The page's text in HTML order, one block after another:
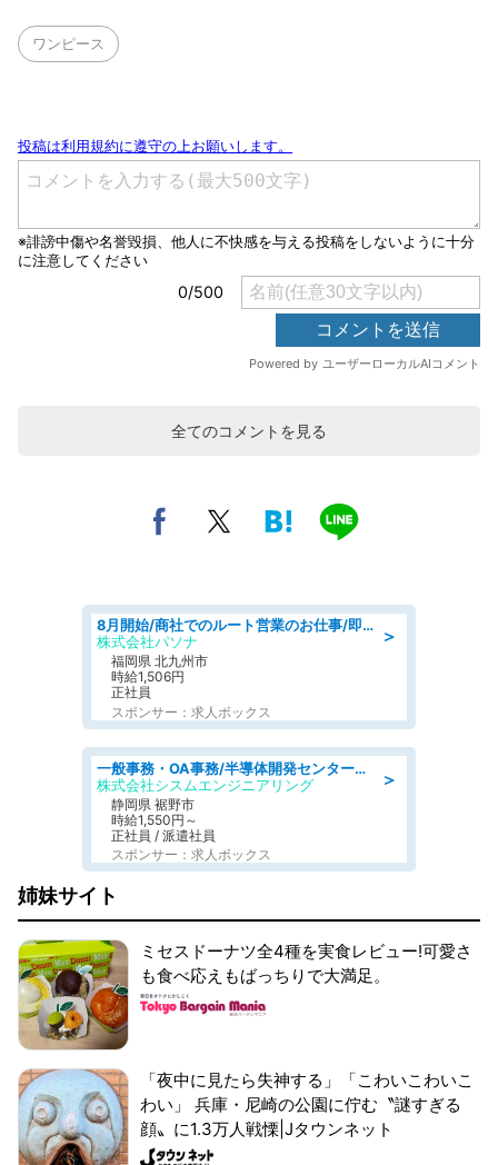
ワンピース
全てのコメントを見る
＞
8月開始/商社でのルート営業のお仕事/即日勤務可/車通勤可/営業
株式会社パソナ
福岡県 北九州市
時給1,506円
正社員
スポンサー：求人ボックス
＞
一般事務・OA事務/半導体開発センター内で事務&軽作業スタッフ、募集
株式会社シスムエンジニアリング
静岡県 裾野市
時給1,550円～
正社員 / 派遣社員
スポンサー：求人ボックス
姉妹サイト
ミセスドーナツ全4種を実食レビュー!可愛さ
も食べ応えもばっちりで大満足。
「夜中に見たら失神する」「こわいこわいこ
わい」 兵庫・尼崎の公園に佇む〝謎すぎる
顔〟に1.3万人戦慄|Jタウンネット